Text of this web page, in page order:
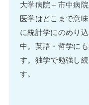
大学病院＋市中病
医学はどこまで意
に統計学にのめり
中。英語・哲学に
す。独学で勉強し
す。